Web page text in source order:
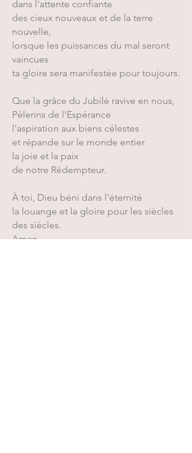
dans l'attente confiante
des cieux nouveaux et de la terre
nouvelle,
lorsque les puissances du mal seront
vaincues
ta gloire sera manifestée pour toujours.
Que la grâce du Jubilé ravive en nous,
Pèlerins de l'Espérance
l'aspiration aux biens célestes
et répande sur le monde entier
la joie et la paix
de notre Rédempteur.
À toi, Dieu béni dans l'éternité
la louange et la gloire pour les siècles
des siècles.
Amen